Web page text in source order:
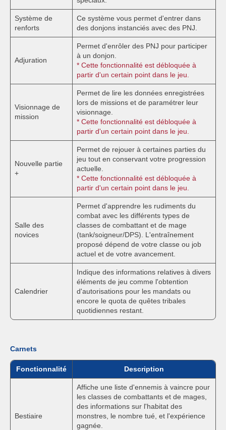
Système de
renforts
Ce système vous permet d'entrer dans
des donjons instanciés avec des PNJ.
Adjuration
Permet d'enrôler des PNJ pour participer
à un donjon.
* Cette fonctionnalité est débloquée à
partir d'un certain point dans le jeu.
Visionnage de
mission
Permet de lire les données enregistrées
lors de missions et de paramétrer leur
visionnage.
* Cette fonctionnalité est débloquée à
partir d'un certain point dans le jeu.
Nouvelle partie
+
Permet de rejouer à certaines parties du
jeu tout en conservant votre progression
actuelle.
* Cette fonctionnalité est débloquée à
partir d'un certain point dans le jeu.
Salle des
novices
Permet d'apprendre les rudiments du
combat avec les différents types de
classes de combattant et de mage
(tank/soigneur/DPS). L'entraînement
proposé dépend de votre classe ou job
actuel et de votre avancement.
Calendrier
Indique des informations relatives à divers
éléments de jeu comme l'obtention
d'autorisations pour les mandats ou
encore le quota de quêtes tribales
quotidiennes restant.
Carnets
Fonctionnalité Description
Bestiaire
Affiche une liste d'ennemis à vaincre pour
les classes de combattants et de mages,
des informations sur l'habitat des
monstres, le nombre tué, et l'expérience
gagnée.